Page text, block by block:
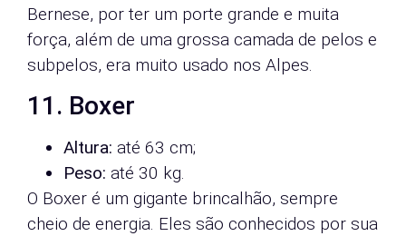
Bernese, por ter um porte grande e muita
força, além de uma grossa camada de pelos e
subpelos, era muito usado nos Alpes.
11. Boxer
Altura: até 63 cm;
Peso: até 30 kg.
O Boxer é um gigante brincalhão, sempre
cheio de energia. Eles são conhecidos por sua